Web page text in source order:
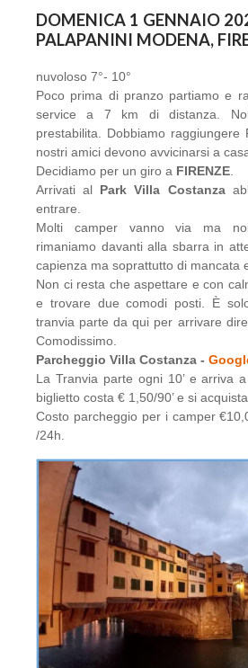
DOMENICA 1 GENNAIO
PALAPANINI MODENA,
nuvoloso 7°- 10°
Poco prima di pranzo partiamo e
service a 7 km di distanza.
prestabilita. Dobbiamo
nostri amici devono avvicinarsi a
Decidiamo per un giro a FIRENZE
Arrivati al Park Villa Costanza
entrare.
Molti camper vanno via ma
rimaniamo davanti alla sbarra in
capienza ma soprattutto di mancata
Non ci resta che aspettare e con
e trovare due comodi posti. È
tranvia parte da qui per arrivare
Comodissimo.
Parcheggio Villa Costanza -
La Tranvia parte ogni 10’ e arriva
biglietto costa € 1,50/90’ e si
Costo parcheggio per i camper
/24h.